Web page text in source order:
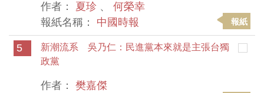
作者： 夏珍 、 何榮幸
報紙名稱： 中國時報 報紙
5
新潮流系 吳乃仁：民進黨本來就是主張台獨
政黨
作者： 樊嘉傑